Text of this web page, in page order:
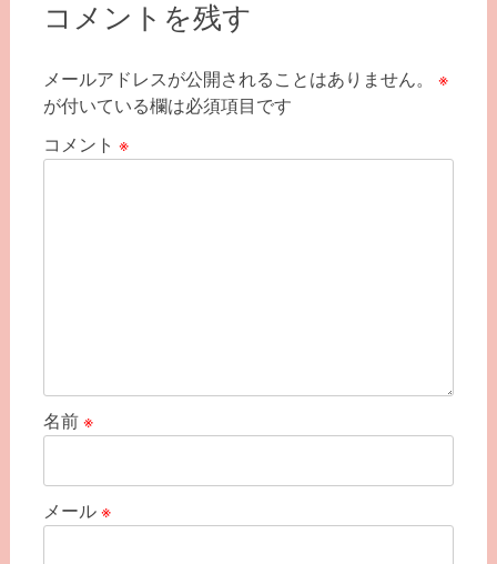
コメントを残す
メールアドレスが公開されることはありません。
※
が付いている欄は必須項目です
コメント ※
名前 ※
メール ※